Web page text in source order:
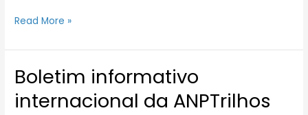
Read More »
Boletim informativo
internacional da ANPTrilhos
Boletim
informativo
internacional